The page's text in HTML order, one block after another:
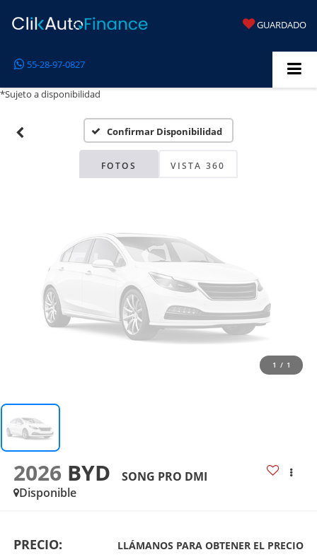
GUARDADO
55-28-97-0827
*Sujeto a disponibilidad
Confirmar Disponibilidad
FOTOS VISTA 360
Disponibles
Por favor, revise luego
1 / 1
2026 BYD
SONG PRO DMI
Disponible
PRECIO: LLÁMANOS PARA OBTENER EL PRECIO